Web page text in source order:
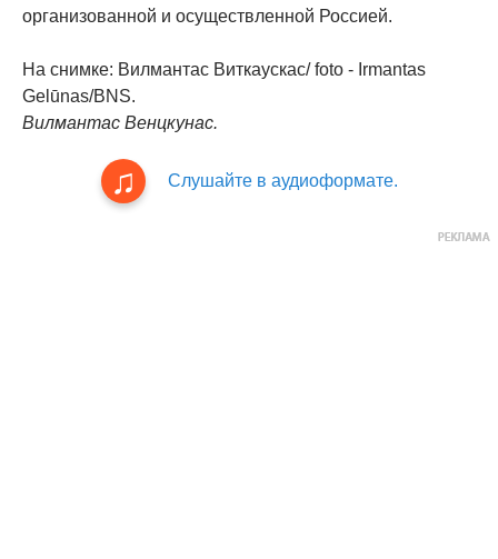
организованной и осуществленной Россией.
На снимке: Вилмантас Виткаускас/ foto - Irmantas
Gelūnas/BNS.
Вилмантас Венцкунас.
Слушайте в аудиоформате.